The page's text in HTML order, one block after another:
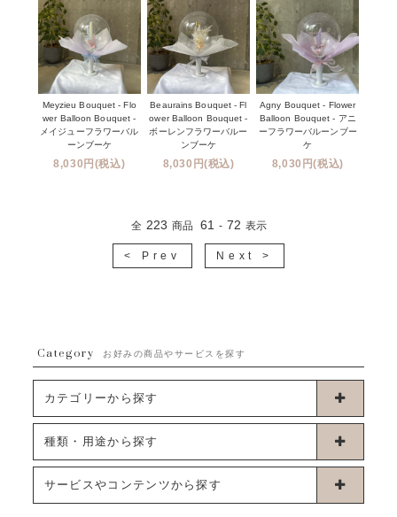
Meyzieu Bouquet - Flo
wer Balloon Bouquet -
メイジューフラワーバル
ーンブーケ
8,030円(税込)
Beaurains Bouquet - Fl
ower Balloon Bouquet -
ボーレンフラワーバルー
ンブーケ
8,030円(税込)
Agny Bouquet - Flower
Balloon Bouquet - アニ
ーフラワーバルーンブー
ケ
8,030円(税込)
全 223 商品 61 - 72 表示
< Prev Next >
Category お好みの商品やサービスを探す
カテゴリーから探す
卓上タイプバルーン
ブーケタイプバルーン
種類・用途から探す
お誕生日
サービスやコンテンツから探す